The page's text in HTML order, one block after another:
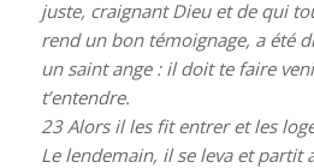
juste, craignant Dieu et de qui
rend un bon témoignage, a été
un saint ange : il doit te faire
t’entendre.
23Alors il les fit entrer et les
Le lendemain, il se leva et partit